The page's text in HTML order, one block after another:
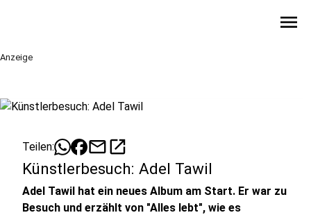
menu
Anzeige
Teilen: mailopen_in_new
Künstlerbesuch: Adel Tawil
Adel Tawil hat ein neues Album am Start. Er war zu
Besuch und erzählt von "Alles lebt", wie es